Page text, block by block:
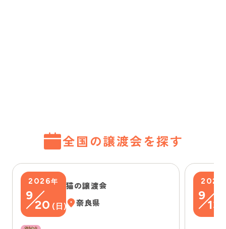
全国の譲渡会を探す
2026年
9
20 ( 日)
猫の譲渡会
奈良県
2026
9
13